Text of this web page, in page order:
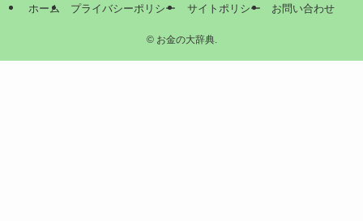
ホーム プライバシーポリシー サイトポリシー お問い合わせ
©お金の大辞典.